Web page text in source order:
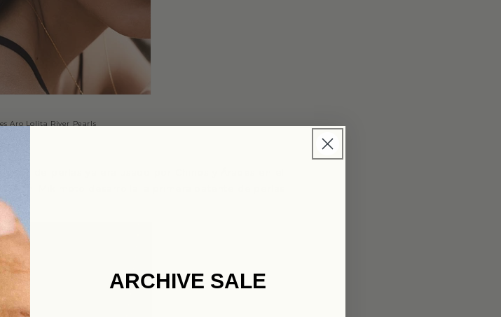
Aro Lolita River Pearls
de perlas ya era usado por Chinos y Árabes en el
Mikimoto desarrolla la primera patente de perlas
ARCHIVE SALE